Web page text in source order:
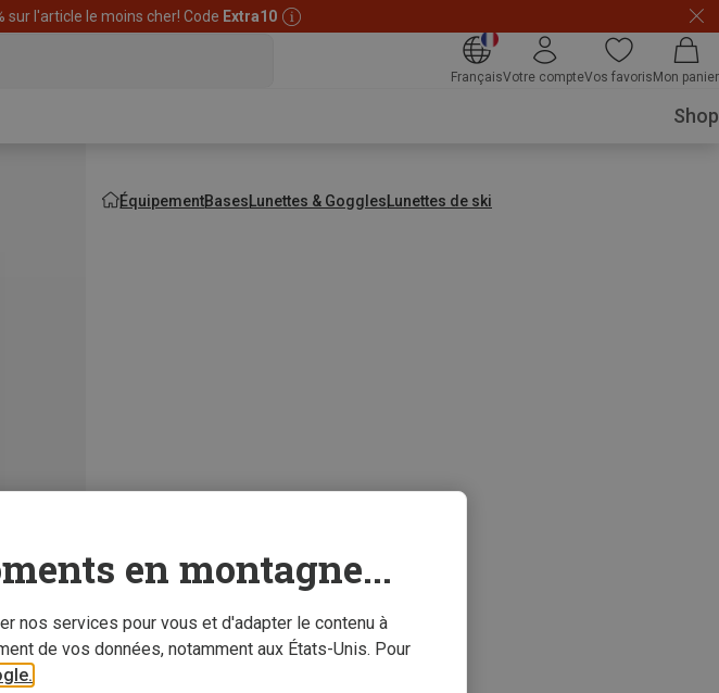
sur l'article le moins cher! Code Extra10
FrançaisVotre compteVos favoris Mon panier
Shop
ÉquipementBasesLunettes & GogglesLunettes de ski
en montagne...
nos services pour vous et d'adapter le contenu à
de vos données, notamment aux États-Unis. Pour